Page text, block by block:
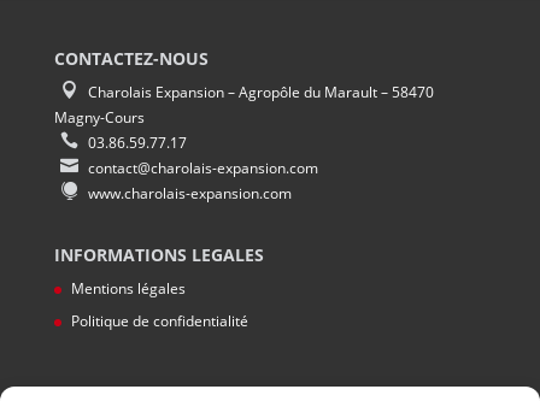
CONTACTEZ-NOUS
Charolais Expansion – Agropôle du Marault – 58470
Magny-Cours
03.86.59.77.17
contact@charolais-expansion.com
www.charolais-expansion.com
INFORMATIONS LEGALES
Mentions légales
Politique de confidentialité